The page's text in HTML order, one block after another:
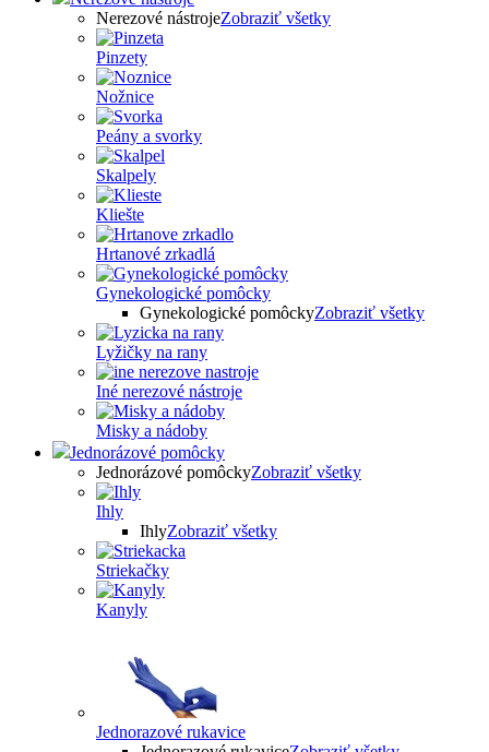
Nerezové nástrojeZobraziť všetky
Pinzety
Nožnice
Peány a svorky
Skalpely
Kliešte
Hrtanové zrkadlá
Gynekologické pomôcky
Gynekologické pomôckyZobraziť všetky
Lyžičky na rany
Iné nerezové nástroje
Misky a nádoby
Jednorázové pomôcky
Jednorázové pomôckyZobraziť všetky
Ihly
IhlyZobraziť všetky
Striekačky
Kanyly
Jednorazové rukavice